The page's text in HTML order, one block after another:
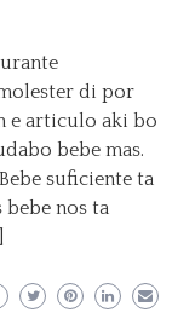
di por
e articulo aki bo
bebe mas.
suficiente ta
nos ta